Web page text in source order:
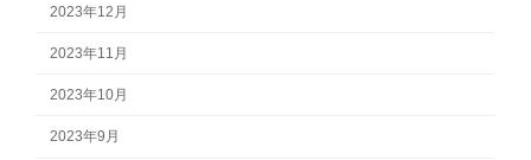
2023年12月
2023年11月
2023年10月
2023年9月